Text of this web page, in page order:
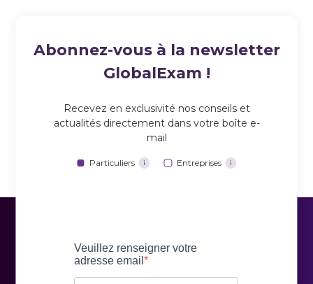
Abonnez-vous à la newsletter
GlobalExam !
Recevez en exclusivité nos conseils et
actualités directement dans votre boîte e-
mail
Particuliers i Entreprises i